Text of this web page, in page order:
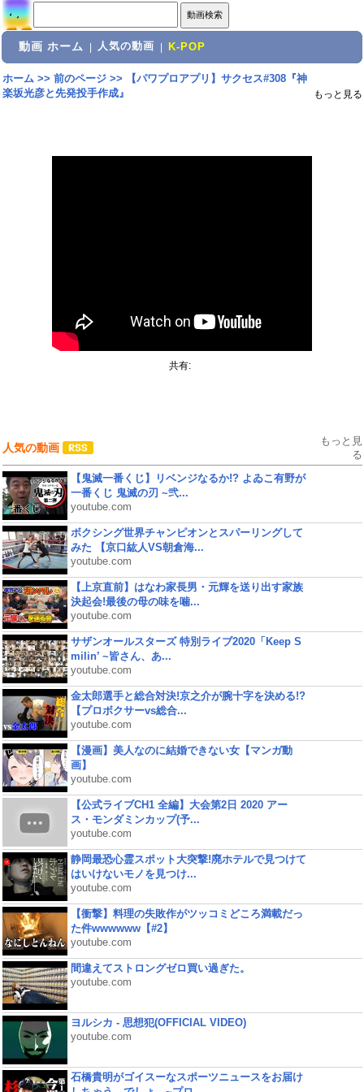
動画 ホーム 人気の動画 K-POP
ホーム>> 前のページ>>
【パワプロアプリ】サクセス#308『神
楽坂光彦と先発投手作成』
もっと見る
共有:
人気の動画
もっと見
る
【鬼滅一番くじ】リベンジなるか!? よゐこ有野が
一番くじ 鬼滅の刃 ~弐...
youtube.com
ボクシング世界チャンピオンとスパーリングして
みた 【京口紘人VS朝倉海...
youtube.com
【上京直前】はなわ家長男・元輝を送り出す家族
決起会!最後の母の味を噛...
youtube.com
サザンオールスターズ 特別ライブ2020「Keep S
milin’ ~皆さん、あ...
youtube.com
金太郎選手と総合対決!京之介が腕十字を決める!?
【プロボクサーvs総合...
youtube.com
【漫画】美人なのに結婚できない女【マンガ動
画】
youtube.com
【公式ライブCH1 全編】大会第2日 2020 アー
ス・モンダミンカップ(予...
youtube.com
静岡最恐心霊スポット大突撃!廃ホテルで見つけて
はいけないモノを見つけ...
youtube.com
【衝撃】料理の失敗作がツッコミどころ満載だっ
た件wwwwww【#2】
youtube.com
間違えてストロングゼロ買い過ぎた。
youtube.com
ヨルシカ - 思想犯(OFFICIAL VIDEO)
youtube.com
石橋貴明がゴイスーなスポーツニュースをお届け